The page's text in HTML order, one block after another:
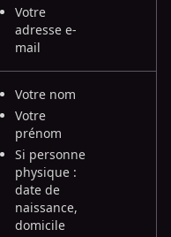
Votre
adresse e-
mail
Votre nom
Votre
prénom
Si personne
physique :
date de
naissance,
domicile